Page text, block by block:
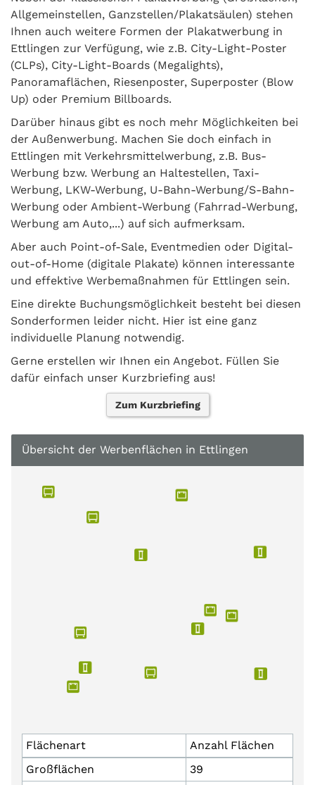
Allgemeinstellen, Ganzstellen/Plakatsäulen) stehen
Ihnen auch weitere Formen der Plakatwerbung in
Ettlingen zur Verfügung, wie z.B. City-Light-Poster
(CLPs), City-Light-Boards (Megalights),
Panoramaflächen, Riesenposter, Superposter (Blow
Up) oder Premium Billboards.
Darüber hinaus gibt es noch mehr Möglichkeiten bei
der Außenwerbung. Machen Sie doch einfach in
Ettlingen mit Verkehrsmittelwerbung, z.B. Bus-
Werbung bzw. Werbung an Haltestellen, Taxi-
Werbung, LKW-Werbung, U-Bahn-Werbung/S-Bahn-
Werbung oder Ambient-Werbung (Fahrrad-Werbung,
Werbung am Auto,...) auf sich aufmerksam.
Aber auch Point-of-Sale, Eventmedien oder Digital-
out-of-Home (digitale Plakate) können interessante
und effektive Werbemaßnahmen für Ettlingen sein.
Eine direkte Buchungsmöglichkeit besteht bei diesen
Sonderformen leider nicht. Hier ist eine ganz
individuelle Planung notwendig.
Gerne erstellen wir Ihnen ein Angebot. Füllen Sie
dafür einfach unser Kurzbriefing aus!
Zum Kurzbriefing
Übersicht der Werbenflächen in Ettlingen
Flächenart
Anzahl Flächen
Großflächen
39